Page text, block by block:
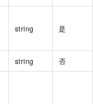
string 是
string 否